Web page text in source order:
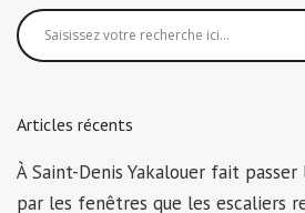
Articles récents
À Saint-Denis Yakalouer fait
par les fenêtres que les escaliers